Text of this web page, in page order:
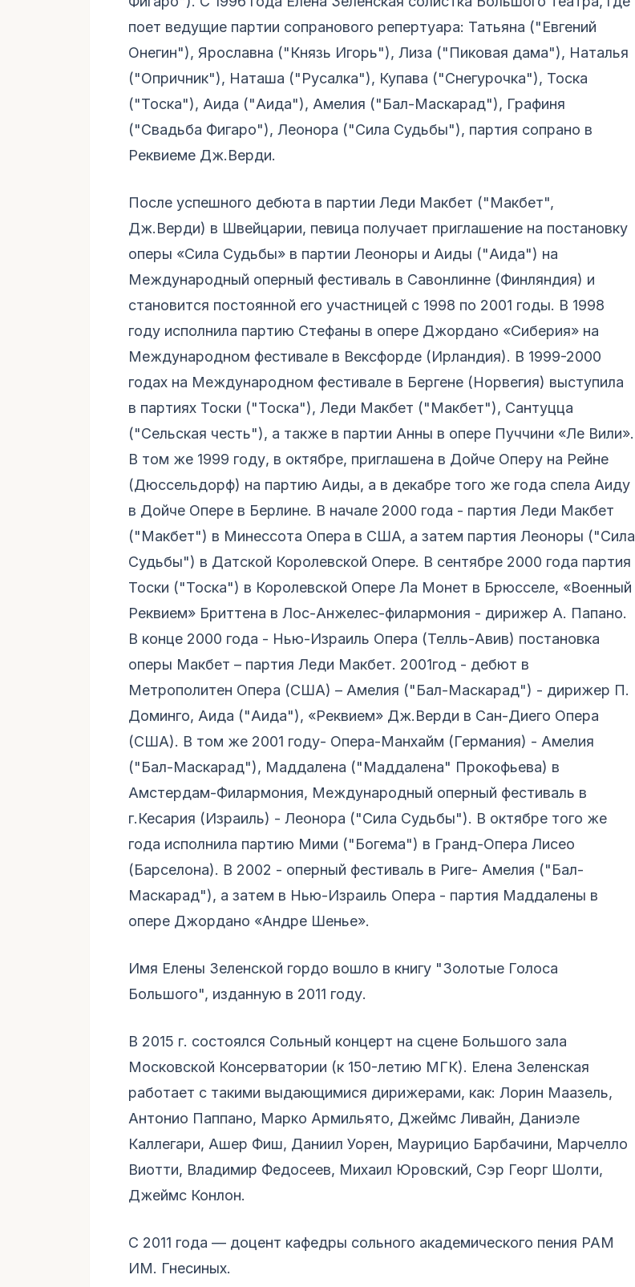
поет ведущие партии сопранового репертуара: Татьяна ("Евгений
Онегин"), Ярославна ("Князь Игорь"), Лиза ("Пиковая дама"), Наталья
("Опричник"), Наташа ("Русалка"), Купава ("Снегурочка"), Тоска
("Тоска"), Аида ("Аида"), Амелия ("Бал-Маскарад"), Графиня
("Свадьба Фигаро"), Леонора ("Сила Судьбы"), партия сопрано в
Реквиеме Дж.Верди.
После успешного дебюта в партии Леди Макбет ("Макбет",
Дж.Верди) в Швейцарии, певица получает приглашение на постановку
оперы «Сила Судьбы» в партии Леоноры и Аиды ("Аида") на
Международный оперный фестиваль в Савонлинне (Финляндия) и
становится постоянной его участницей с 1998 по 2001 годы. В 1998
году исполнила партию Стефаны в опере Джордано «Сиберия» на
Международном фестивале в Вексфорде (Ирландия). В 1999-2000
годах на Международном фестивале в Бергене (Норвегия) выступила
в партиях Тоски ("Тоска"), Леди Макбет ("Макбет"), Сантуцца
("Сельская честь"), а также в партии Анны в опере Пуччини «Ле Вили».
В том же 1999 году, в октябре, приглашена в Дойче Оперу на Рейне
(Дюссельдорф) на партию Аиды, а в декабре того же года спела Аиду
в Дойче Опере в Берлине. В начале 2000 года - партия Леди Макбет
("Макбет") в Минессота Опера в США, а затем партия Леоноры ("Сила
Судьбы") в Датской Королевской Опере. В сентябре 2000 года партия
Тоски ("Тоска") в Королевской Опере Ла Монет в Брюсселе, «Военный
Реквием» Бриттена в Лос-Анжелес-филармония - дирижер А. Папано.
В конце 2000 года - Нью-Израиль Опера (Телль-Авив) постановка
оперы Макбет – партия Леди Макбет. 2001год - дебют в
Метрополитен Опера (США) – Амелия ("Бал-Маскарад") - дирижер П.
Доминго, Аида ("Аида"), «Реквием» Дж.Верди в Сан-Диего Опера
(США). В том же 2001 году- Опера-Манхайм (Германия) - Амелия
("Бал-Маскарад"), Маддалена ("Маддалена" Прокофьева) в
Амстердам-Филармония, Международный оперный фестиваль в
г.Кесария (Израиль) - Леонора ("Сила Судьбы"). В октябре того же
года исполнила партию Мими ("Богема") в Гранд-Опера Лисео
(Барселона). В 2002 - оперный фестиваль в Риге- Амелия ("Бал-
Маскарад"), а затем в Нью-Израиль Опера - партия Маддалены в
опере Джордано «Андре Шенье».
Имя Елены Зеленской гордо вошло в книгу "Золотые Голоса
Большого", изданную в 2011 году.
В 2015 г. состоялся Сольный концерт на сцене Большого зала
Московской Консерватории (к 150-летию МГК). Елена Зеленская
работает с такими выдающимися дирижерами, как: Лорин Маазель,
Антонио Паппано, Марко Армильято, Джеймс Ливайн, Даниэле
Каллегари, Ашер Фиш, Даниил Уорен, Маурицио Барбачини, Марчелло
Виотти, Владимир Федосеев, Михаил Юровский, Сэр Георг Шолти,
Джеймс Конлон.
С 2011 года — доцент кафедры сольного академического пения РАМ
ИМ. Гнесиных.